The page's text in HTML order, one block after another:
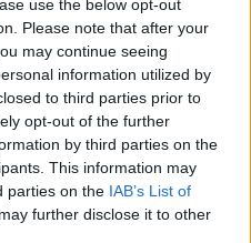
use the below opt-out
Please note that after your
may continue seeing
information utilized by
to third parties prior to
opt-out of the further
by third parties on the
This information may
parties on the IAB’s List of
further disclose it to other
το περιστατικό μίλησε στον
περιέγραψε τι είδε στην
στον Βοτανικό:
θα έχει και
Προφήτη Δανιήλ, που
στο πλαίσιο της Διπλής